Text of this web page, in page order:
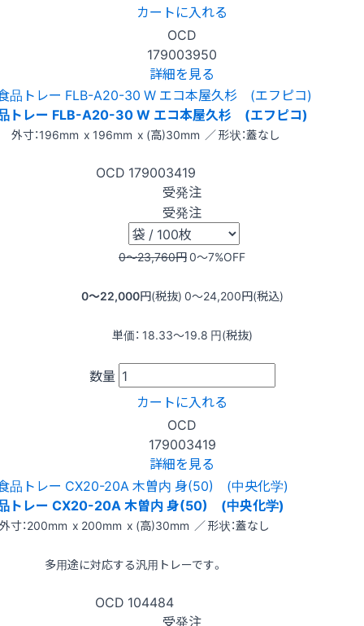
カートに入れる
OCD
179003950
詳細を見る
トレー FLB-A20-30 W エコ本屋久杉 (エフピコ)
外寸：196mm x 196mm x (高)30mm ／ 形状：蓋なし
OCD 179003419
受発注
受発注
0〜23,760円0〜7%OFF
0〜22,000円(税抜) 0〜24,200円(税込)
単価： 18.33〜19.8 円(税抜)
数量
カートに入れる
OCD
179003419
詳細を見る
トレー CX20-20A 木曽内 身(50) (中央化学)
寸：200mm x 200mm x (高)30mm ／ 形状：蓋なし
多用途に対応する汎用トレーです。
OCD 104484
受発注